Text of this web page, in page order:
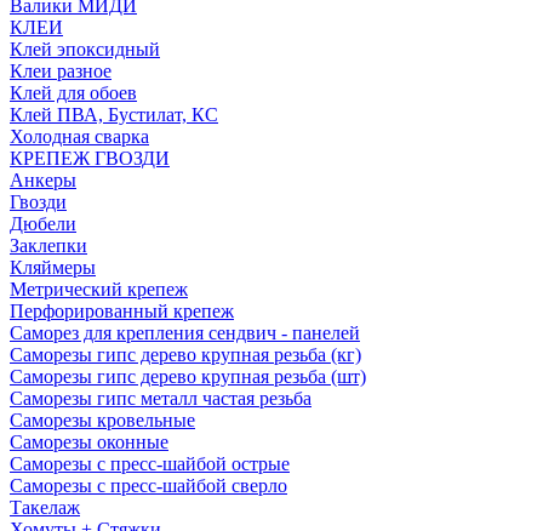
Валики МИДИ
КЛЕИ
Клей эпоксидный
Клеи разное
Клей для обоев
Клей ПВА, Бустилат, КС
Холодная сварка
КРЕПЕЖ ГВОЗДИ
Анкеры
Гвозди
Дюбели
Заклепки
Кляймеры
Метрический крепеж
Перфорированный крепеж
Саморез для крепления сендвич - панелей
Саморезы гипс дерево крупная резьба (кг)
Саморезы гипс дерево крупная резьба (шт)
Саморезы гипс металл частая резьба
Саморезы кровельные
Саморезы оконные
Саморезы с пресс-шайбой острые
Саморезы с пресс-шайбой сверло
Такелаж